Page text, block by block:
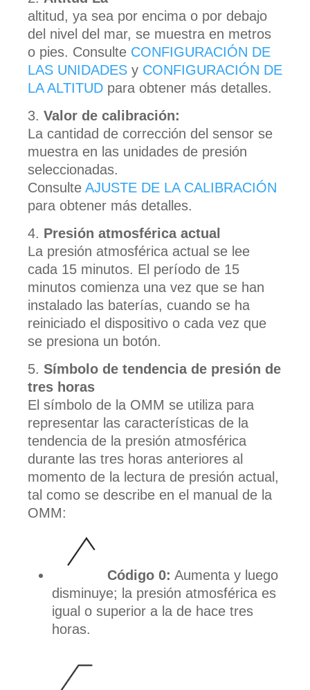
altitud, ya sea por encima o por debajo
del nivel del mar, se muestra en metros
o pies. Consulte CONFIGURACIÓN DE
LAS UNIDADES y CONFIGURACIÓN DE
LA ALTITUD para obtener más detalles.
Valor de calibración:
La cantidad de corrección del sensor se
muestra en las unidades de presión
seleccionadas.
Consulte AJUSTE DE LA CALIBRACIÓN
para obtener más detalles.
Presión atmosférica actual
La presión atmosférica actual se lee
cada 15 minutos. El período de 15
minutos comienza una vez que se han
instalado las baterías, cuando se ha
reiniciado el dispositivo o cada vez que
se presiona un botón.
Símbolo de tendencia de presión de
tres horas
El símbolo de la OMM se utiliza para
representar las características de la
tendencia de la presión atmosférica
durante las tres horas anteriores al
momento de la lectura de presión actual,
tal como se describe en el manual de la
OMM:
Código 0: Aumenta y luego
disminuye; la presión atmosférica es
igual o superior a la de hace tres
horas.